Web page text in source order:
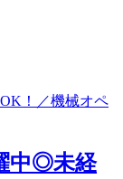
中◎未経